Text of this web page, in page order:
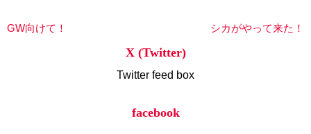
GW向けて！ シカがやって来た！
X (Twitter)
Twitter feed box
facebook